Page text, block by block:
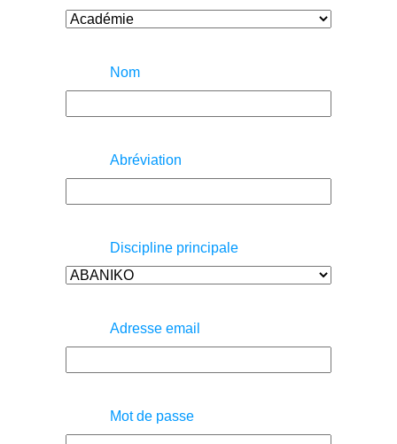
Nom
Abréviation
Discipline principale
Adresse email
Mot de passe